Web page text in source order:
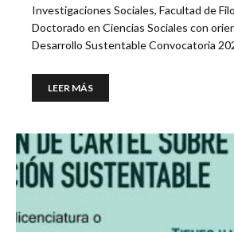
Investigaciones Sociales, Facultad de
Doctorado en Ciencias Sociales con
Desarrollo Sustentable Convocatoria
LEER MÁS